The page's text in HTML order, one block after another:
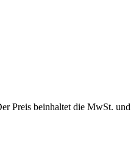
Preis beinhaltet die MwSt. und